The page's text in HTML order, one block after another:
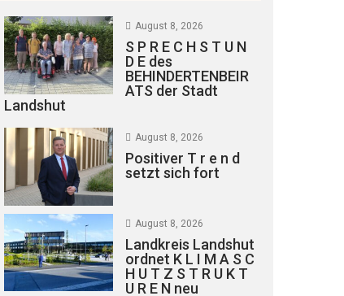
August 8, 2026
S P R E C H S T U N
D E des
BEHINDERTENBEIR
ATS der Stadt
Landshut
August 8, 2026
Positiver T r e n d
setzt sich fort
August 8, 2026
Landkreis Landshut
ordnet K L I M A S C
H U T Z S T R U K T
U R E N neu